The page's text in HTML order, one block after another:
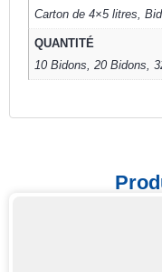
Carton de 4×5 litres,
QUANTITÉ
10 Bidons, 20 Bidons,